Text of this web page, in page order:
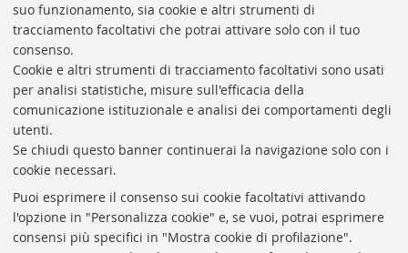
suo funzionamento, sia cookie e altri strumenti di
tracciamento facoltativi che potrai attivare solo con il tuo
consenso.
Cookie e altri strumenti di tracciamento facoltativi sono usati
per analisi statistiche, misure sull'efficacia della
comunicazione istituzionale e analisi dei comportamenti degli
utenti.
Se chiudi questo banner continuerai la navigazione solo con i
cookie necessari.
Puoi esprimere il consenso sui cookie facoltativi attivando
l'opzione in "Personalizza cookie" e, se vuoi, potrai esprimere
consensi più specifici in "Mostra cookie di profilazione".
Rubrica di Ateneo
Rss
Statistiche
Biblioteche di Ateneo
Sale studio